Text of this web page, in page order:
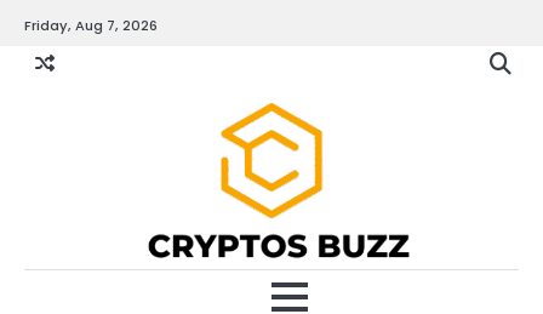
content
Friday, Aug 7, 2026